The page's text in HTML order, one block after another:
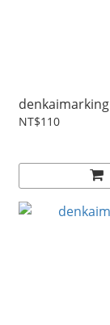
denkaimarking
NT$110